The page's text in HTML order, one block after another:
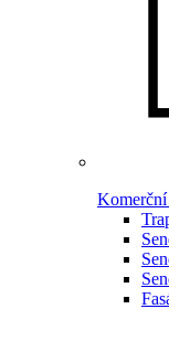
Komerční